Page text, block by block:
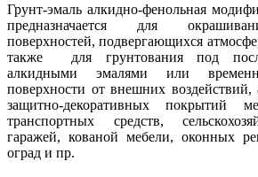
Грунт-эмаль алкидно-фенольная
предназначается для
поверхностей, подвергающихся
также для грунтования под
алкидными эмалями или
поверхности от внешних воздействий,
защитно-декоративных покрытий
транспортных средств,
гаражей, кованой мебели, оконных
оград и пр.